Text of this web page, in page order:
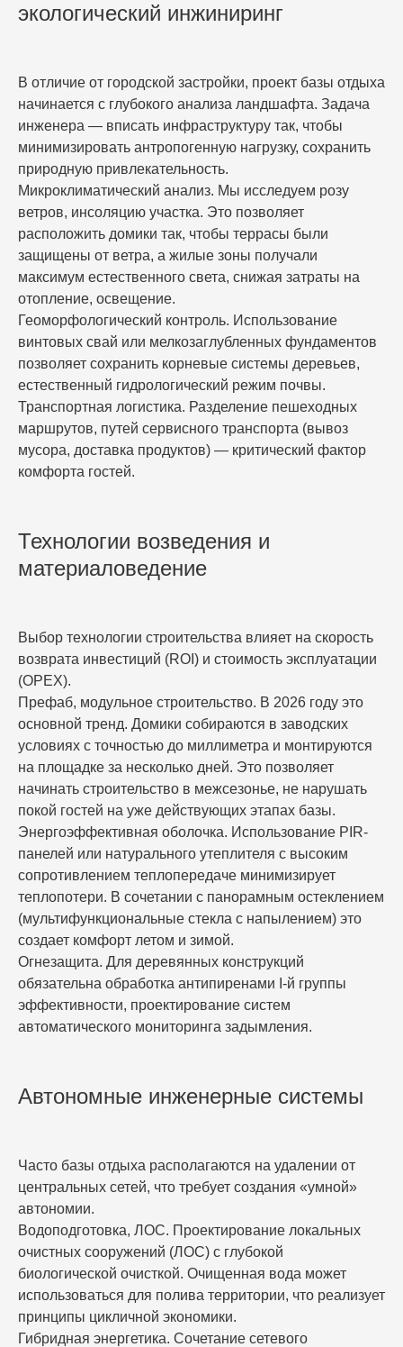
экологический инжиниринг
В отличие от городской застройки, проект базы отдыха
начинается с глубокого анализа ландшафта. Задача
инженера — вписать инфраструктуру так, чтобы
минимизировать антропогенную нагрузку, сохранить
природную привлекательность.
Микроклиматический анализ. Мы исследуем розу
ветров, инсоляцию участка. Это позволяет
расположить домики так, чтобы террасы были
защищены от ветра, а жилые зоны получали
максимум естественного света, снижая затраты на
отопление, освещение.
Геоморфологический контроль. Использование
винтовых свай или мелкозаглубленных фундаментов
позволяет сохранить корневые системы деревьев,
естественный гидрологический режим почвы.
Транспортная логистика. Разделение пешеходных
маршрутов, путей сервисного транспорта (вывоз
мусора, доставка продуктов) — критический фактор
комфорта гостей.
Технологии возведения и
материаловедение
Выбор технологии строительства влияет на скорость
возврата инвестиций (ROI) и стоимость эксплуатации
(OPEX).
Префаб, модульное строительство. В 2026 году это
основной тренд. Домики собираются в заводских
условиях с точностью до миллиметра и монтируются
на площадке за несколько дней. Это позволяет
начинать строительство в межсезонье, не нарушать
покой гостей на уже действующих этапах базы.
Энергоэффективная оболочка. Использование PIR-
панелей или натурального утеплителя с высоким
сопротивлением теплопередаче минимизирует
теплопотери. В сочетании с панорамным остеклением
(мультифункциональные стекла с напылением) это
создает комфорт летом и зимой.
Огнезащита. Для деревянных конструкций
обязательна обработка антипиренами I-й группы
эффективности, проектирование систем
автоматического мониторинга задымления.
Автономные инженерные системы
Часто базы отдыха располагаются на удалении от
центральных сетей, что требует создания «умной»
автономии.
Водоподготовка, ЛОС. Проектирование локальных
очистных сооружений (ЛОС) с глубокой
биологической очисткой. Очищенная вода может
использоваться для полива территории, что реализует
принципы цикличной экономики.
Гибридная энергетика. Сочетание сетевого